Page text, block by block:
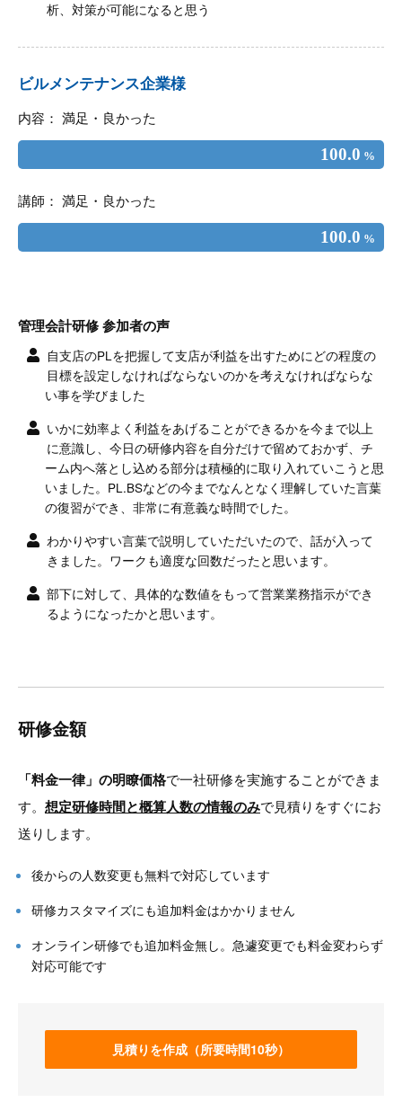
析、対策が可能になると思う
ビルメンテナンス企業様
内容： 満足・良かった
100.0 %
講師： 満足・良かった
100.0 %
管理会計研修 参加者の声
自支店のPLを把握して支店が利益を出すためにどの程度の
目標を設定しなければならないのかを考えなければならな
い事を学びました
いかに効率よく利益をあげることができるかを今まで以上
に意識し、今日の研修内容を自分だけで留めておかず、チ
ーム内へ落とし込める部分は積極的に取り入れていこうと思
いました。PL.BSなどの今までなんとなく理解していた言葉
の復習ができ、非常に有意義な時間でした。
わかりやすい言葉で説明していただいたので、話が入って
きました。ワークも適度な回数だったと思います。
部下に対して、具体的な数値をもって営業業務指示ができ
るようになったかと思います。
研修金額
「料金一律」の明瞭価格で一社研修を実施することができま
す。 想定研修時間と概算人数の情報のみで見積りをすぐにお
送りします。
後からの人数変更も無料で対応しています
研修カスタマイズにも追加料金はかかりません
オンライン研修でも追加料金無し。急遽変更でも料金変わらず
対応可能です
見積りを作成（所要時間10秒）